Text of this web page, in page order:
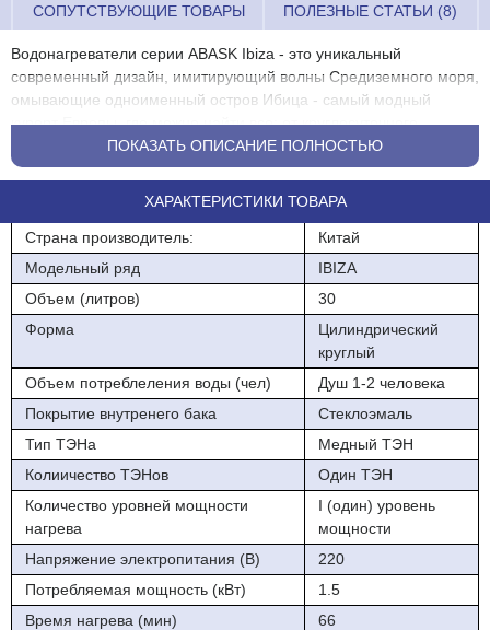
СОПУТСТВУЮЩИЕ ТОВАРЫ ПОЛЕЗНЫЕ СТАТЬИ (8)
Водонагреватели серии ABASK Ibiza - это уникальный
современный дизайн, имитирующий волны Средиземного моря,
омывающие одноименный остров Ибица - самый модный
курорт Европы, где можно найти все: от круглосуточного
веселья до спокойного семейного отдыха.
Также как и знаменитый остров, водонагреватели ABASK Ibiza
подойдут для любого потребителя. Представленные в трех
объемах бака, 30л, 50л, 80л. ABASK Ibiza подходят, как для
маленьких квартир так и для крупных предприятий.
Круглая форма корпуса
Магниевый анод
Капиллярный термостат мгновенного действия
Механическое управление
Легкий монтаж
Дизайн разработан в Испании
Световой индикатор включения
Монтажный набор в комплекте
Качественный медный ТЭН
ПОКАЗАТЬ ОПИСАНИЕ ПОЛНОСТЬЮ
ХАРАКТЕРИСТИКИ ТОВАРА
Страна производитель:
Китай
Модельный ряд
IBIZA
Объем (литров)
30
Форма
Цилиндрический
круглый
Объем потреблеления воды (чел)
Душ 1-2 человека
Покрытие внутренего бака
Стеклоэмаль
Тип ТЭНа
Медный ТЭН
Колиичество ТЭНов
Один ТЭН
Количество уровней мощности
нагрева
I (один) уровень
мощности
Напряжение электропитания (В)
220
Потребляемая мощность (кВт)
1.5
Время нагрева (мин)
66